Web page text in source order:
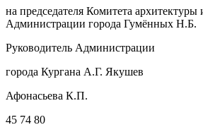
на председателя Комитета архитектуры
Администрации города Гумённых Н.Б.
Руководитель Администрации
города Кургана А.Г. Якушев
Афонасьева К.П.
45 74 80